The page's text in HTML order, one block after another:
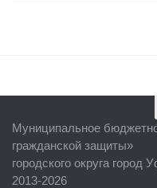
Об учреждении
Руководство
Муниципальное
гражданской защиты»
городского округа
2013-2026